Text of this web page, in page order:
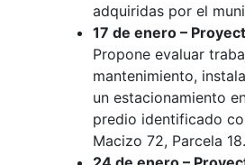
adquiridas por el
17 de enero –
Propone evaluar
mantenimiento,
un estacionamiento
predio identificado
Macizo 72, Parcela 18.